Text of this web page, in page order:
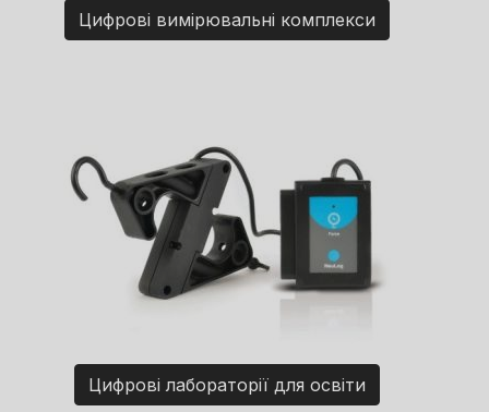
Цифрові вимірювальні комплекси
Цифрові лабораторії для освіти